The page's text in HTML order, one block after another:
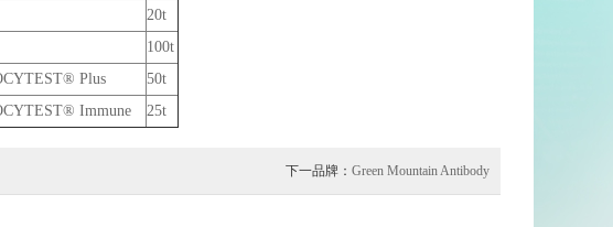
20t
100t
Plus
50t
Immune 25t
下一品牌： Green Mountain Antibody